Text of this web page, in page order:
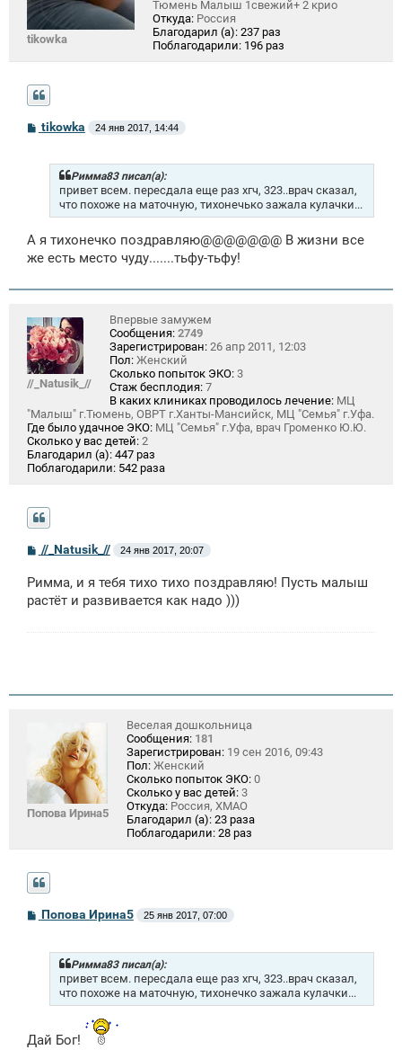
tikowka
Тюмень Малыш 1свежий+ 2 крио
Откуда: Россия
Благодарил (а): 237 раз
Поблагодарили: 196 раз
С
о
tikowka 24 янв 2017, 14:44
Римма83 писал(а):
привет всем. пересдала еще раз хгч, 323..врач сказал,
что похоже на маточную, тихонечько зажала кулачки...
А я тихонечко поздравляю@@@@@@@ В жизни все
же есть место чуду.......тьфу-тьфу!
//_Natusik_//
Впервые замужем
Сообщения: 2749
Зарегистрирован: 26 апр 2011, 12:03
Пол: Женский
Сколько попыток ЭКО: 3
Стаж бесплодия: 7
В каких клиниках проводилось лечение: МЦ
"Малыш" г.Тюмень, ОВРТ г.Ханты-Мансийск, МЦ "Семья" г.Уфа.
Где было удачное ЭКО: МЦ "Семья" г.Уфа, врач Громенко Ю.Ю.
Сколько у вас детей: 2
Благодарил (а): 447 раз
Поблагодарили: 542 раза
С
б
щ
//_Natusik_// 24 янв 2017, 20:07
Римма, и я тебя тихо тихо поздравляю! Пусть малыш
растёт и развивается как надо )))
Попова Ирина5
Веселая дошкольница
Сообщения: 181
Зарегистрирован: 19 сен 2016, 09:43
Пол: Женский
Сколько попыток ЭКО: 0
Сколько у вас детей: 3
Откуда: Россия, ХМАО
Благодарил (а): 23 раза
Поблагодарили: 28 раз
С
о
Попова Ирина5 25 янв 2017, 07:00
Римма83 писал(а):
привет всем. пересдала еще раз хгч, 323..врач сказал,
что похоже на маточную, тихонечко зажала кулачки...
Дай Бог!